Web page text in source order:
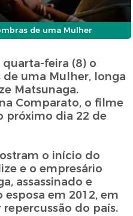
de uma Mulher
feira (8) o
de uma Mulher, longa
Matsunaga.
Comparato, o filme
próximo dia 22 de
o início do
e o empresário
assassinado e
em 2012, em
do país.